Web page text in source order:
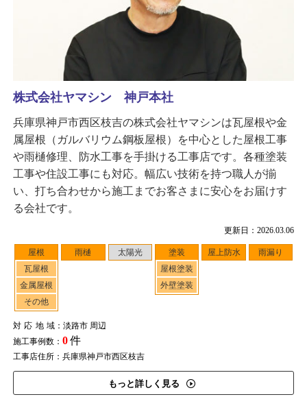
更新日：2026.03.06
屋根
瓦屋根
金属屋根
その他
雨樋 太陽光
塗装
屋根塗装
外壁塗装
屋上防水 雨漏り
対応地域：淡路市 周辺
施工事例数： 0件
工事店住所：兵庫県神戸市西区枝吉
もっと詳しく見る
株式会社ヤマシン 神戸本社
兵庫県神戸市西区枝吉の株式会社ヤマシンは瓦屋根や金
属屋根（ガルバリウム鋼板屋根）を中心とした屋根工事
や雨樋修理、防水工事を手掛ける工事店です。各種塗装
工事や住設工事にも対応。幅広い技術を持つ職人が揃
い、打ち合わせから施工までお客さまに安心をお届けす
る会社です。